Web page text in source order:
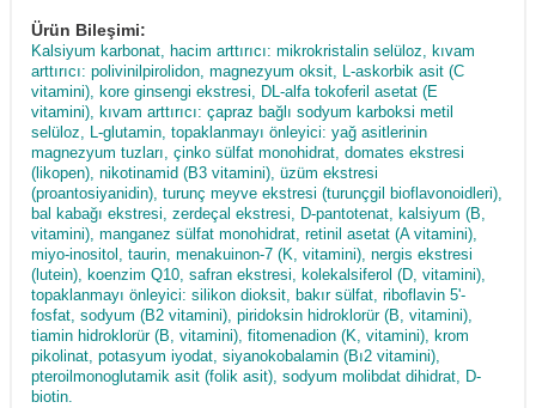
Ürün Bileşimi:
Kalsiyum karbonat, hacim arttırıcı: mikrokristalin selüloz, kıvam
arttırıcı: polivinilpirolidon, magnezyum oksit, L-askorbik asit (C
vitamini), kore ginsengi ekstresi, DL-alfa tokoferil asetat (E
vitamini), kıvam arttırıcı: çapraz bağlı sodyum karboksi metil
selüloz, L-glutamin, topaklanmayı önleyici: yağ asitlerinin
magnezyum tuzları, çinko sülfat monohidrat, domates ekstresi
(likopen), nikotinamid (B3 vitamini), üzüm ekstresi
(proantosiyanidin), turunç meyve ekstresi (turunçgil bioflavonoidleri),
bal kabağı ekstresi, zerdeçal ekstresi, D-pantotenat, kalsiyum (B,
vitamini), manganez sülfat monohidrat, retinil asetat (A vitamini),
miyo-inositol, taurin, menakuinon-7 (K, vitamini), nergis ekstresi
(lutein), koenzim Q10, safran ekstresi, kolekalsiferol (D, vitamini),
topaklanmayı önleyici: silikon dioksit, bakır sülfat, riboflavin 5'-
fosfat, sodyum (B2 vitamini), piridoksin hidroklorür (B, vitamini),
tiamin hidroklorür (B, vitamini), fitomenadion (K, vitamini), krom
pikolinat, potasyum iyodat, siyanokobalamin (Bı2 vitamini),
pteroilmonoglutamik asit (folik asit), sodyum molibdat dihidrat, D-
biotin.